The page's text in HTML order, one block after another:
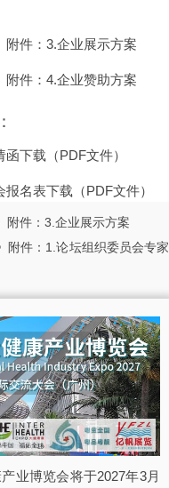
附件：3.企业展示方案
附件：4.企业赞助方案
下载（PDF文件）
名表下载（PDF文件）
附件：3.企业展示方案
附件：1.论坛组织委员会专家
业博览会将于2027年3月